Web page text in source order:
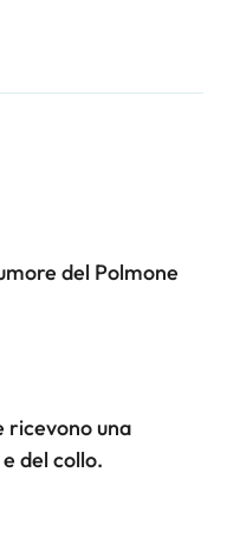
del Polmone
ricevono una
del collo.